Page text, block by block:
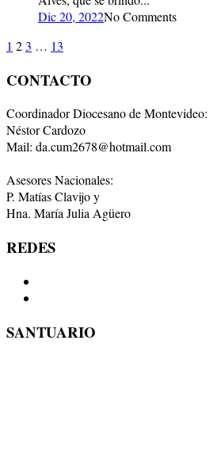
Dic 20, 2022No Comments
1 23 … 13
CONTACTO
Coordinador Diocesano de Montevideo:
Néstor Cardozo
Mail: da.cum2678@hotmail.com
Asesores Nacionales:
P. Matías Clavijo y
Hna. María Julia Agüero
REDES
SANTUARIO